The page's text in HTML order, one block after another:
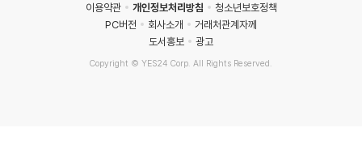
이용약관
개인정보처리방침
청소년보호정책
PC버전
회사소개
거래처관계자께
도서홍보
광고
Copyright © YES24 Corp. All Rights Reserved.